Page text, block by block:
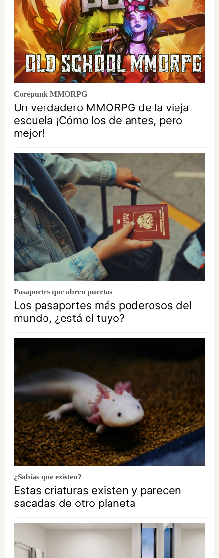
Corepunk MMORPG
Un verdadero MMORPG de la vieja
escuela ¡Cómo los de antes, pero
mejor!
Pasaportes que abren puertas
Los pasaportes más poderosos del
mundo, ¿está el tuyo?
¿Sabías que existen?
Estas criaturas existen y parecen
sacadas de otro planeta